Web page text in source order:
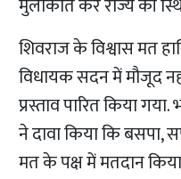
मुलाकात कर राज्य की
शिवराज के विश्वास मत
विधायक सदन में मौजूद
प्रस्ताव पारित किया गया.
ने दावा किया कि बसपा,
मत के पक्ष में मतदान